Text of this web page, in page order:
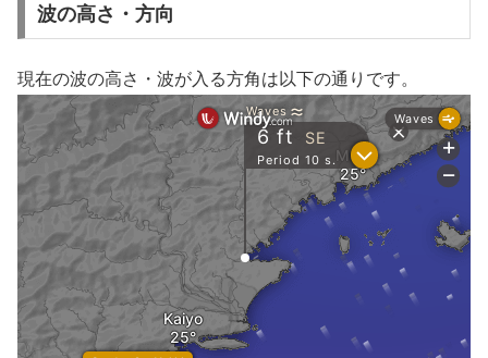
波の高さ・方向
現在の波の高さ・波が入る方角は以下の通りです。